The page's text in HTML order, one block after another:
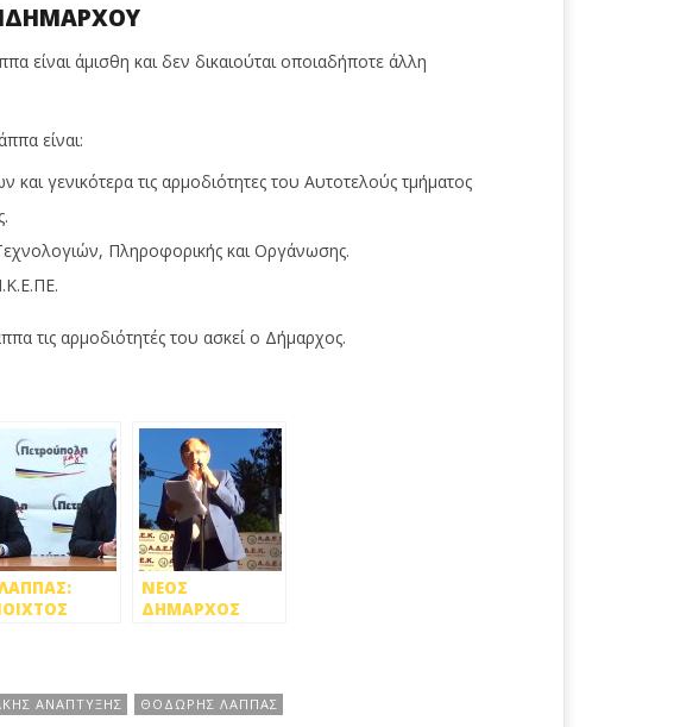
είναι άμισθη και δεν δικαιούται οποιαδήποτε άλλη
είναι:
γενικότερα τις αρμοδιότητες του Αυτοτελούς τμήματος
Πληροφορικής και Οργάνωσης.
τις αρμοδιότητές του ασκεί ο Δήμαρχος.
ΝΕΟΣ
ΔΗΜΑΡΧΟΣ
ΑΝΑΠΤΥΞΗΣ ΘΟΔΩΡΗΣ ΛΑΠΠΑΣ